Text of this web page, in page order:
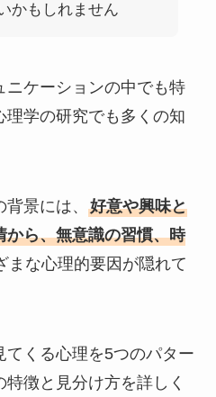
かもしれません
ニケーションの中でも特
理学の研究でも多くの知
景には、 好意や興味と
から、無意識の習慣、時
まな心理的要因が隠れて
てくる心理を5つのパター
徴と見分け方を詳しく